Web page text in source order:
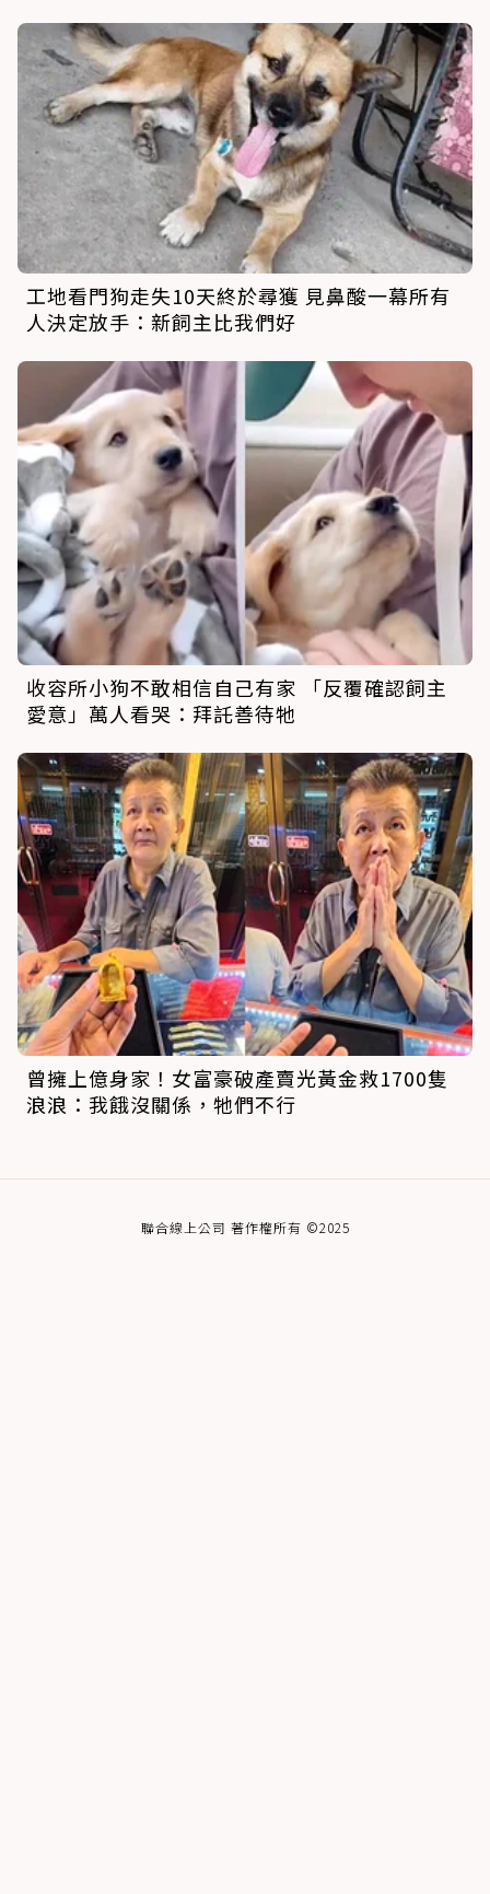
工地看門狗走失10天終於尋獲 見鼻酸一幕所有
人決定放手：新飼主比我們好
收容所小狗不敢相信自己有家 「反覆確認飼主
愛意」萬人看哭：拜託善待牠
曾擁上億身家！女富豪破產賣光黃金救1700隻
浪浪：我餓沒關係，牠們不行
聯合線上公司 著作權所有 ©2025